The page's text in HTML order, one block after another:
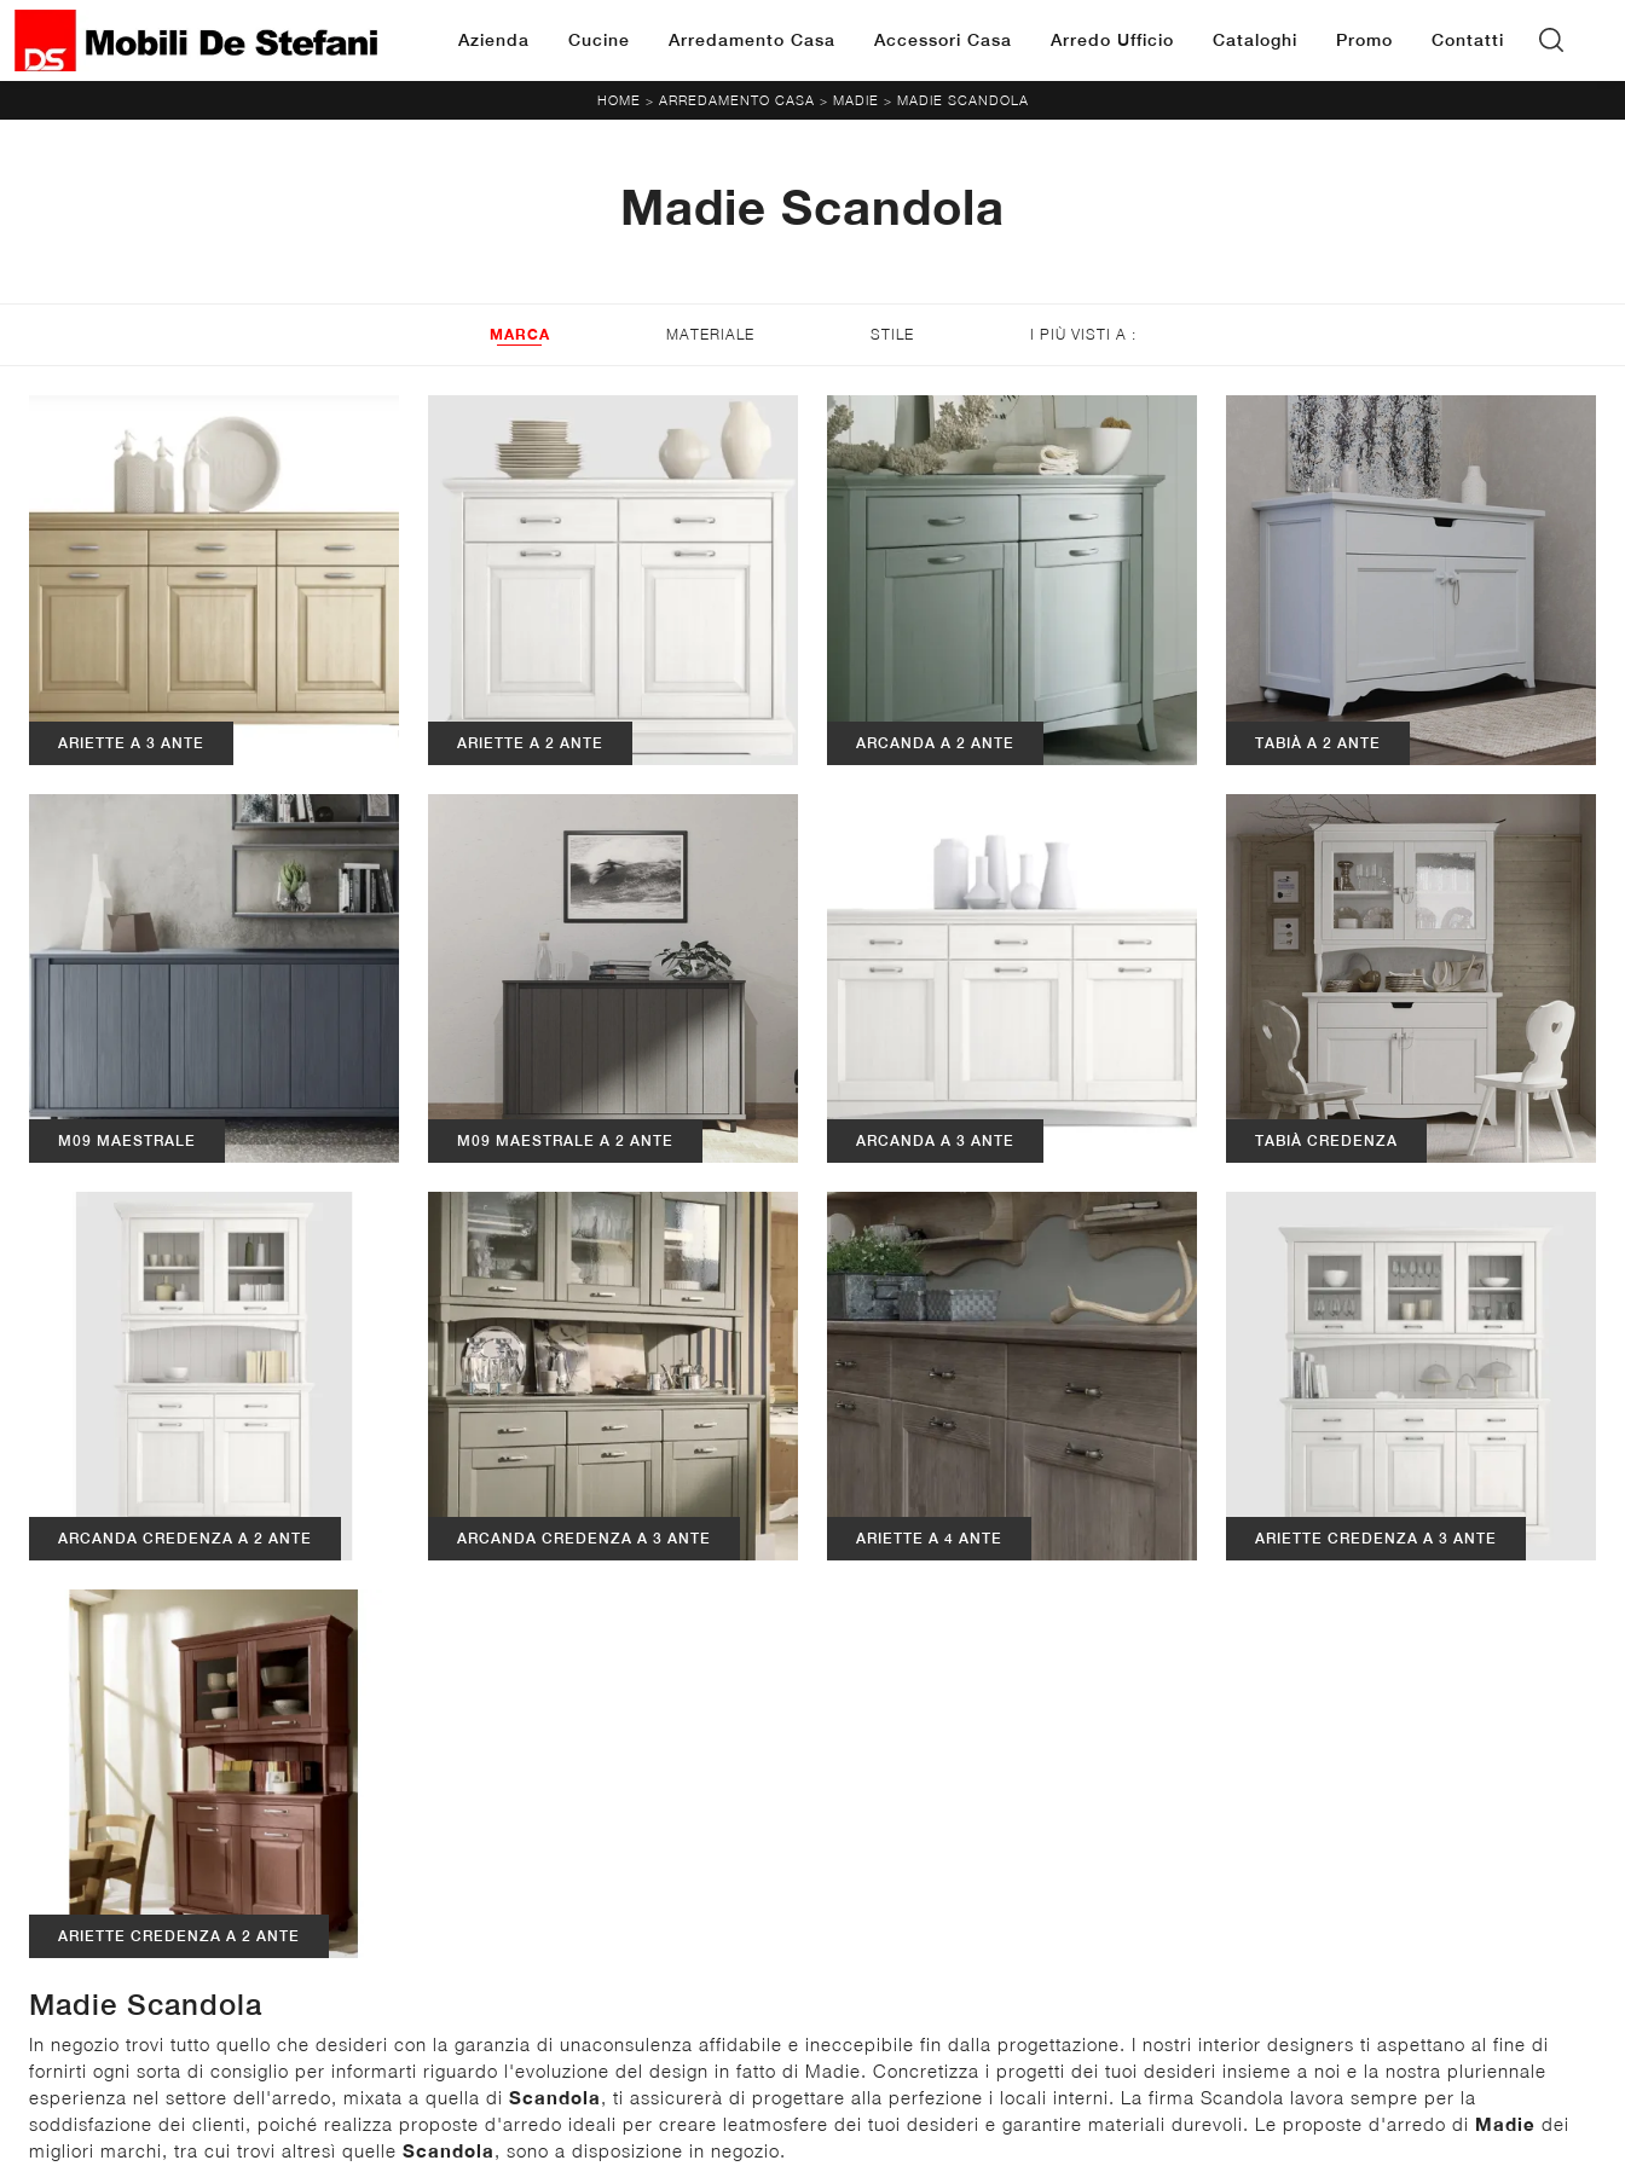
Azienda Cucine Arredamento Casa Accessori Casa Arredo Ufficio Cataloghi Promo Contatti
HOME > ARREDAMENTO CASA > MADIE > MADIE SCANDOLA
Madie Scandola
MARCA MATERIALE STILE I PIÙ VISTI A :
ARIETTE A 3 ANTE ARIETTE A 2 ANTE ARCANDA A 2 ANTE TABIÀ A 2 ANTE
M09 MAESTRALE M09 MAESTRALE A 2 ANTE ARCANDA A 3 ANTE TABIÀ CREDENZA
ARCANDA CREDENZA A 2 ANTE ARCANDA CREDENZA A 3 ANTE ARIETTE A 4 ANTE ARIETTE CREDENZA A 3 ANTE
ARIETTE CREDENZA A 2 ANTE
Madie Scandola
In negozio trovi tutto quello che desideri con la garanzia di unaconsulenza affidabile e ineccepibile fin dalla progettazione. I nostri interior designers ti aspettano al fine di
fornirti ogni sorta di consiglio per informarti riguardo l'evoluzione del design in fatto di Madie. Concretizza i progetti dei tuoi desideri insieme a noi e la nostra pluriennale
esperienza nel settore dell'arredo, mixata a quella di Scandola, ti assicurerà di progettare alla perfezione i locali interni. La firma Scandola lavora sempre per la
soddisfazione dei clienti, poiché realizza proposte d'arredo ideali per creare leatmosfere dei tuoi desideri e garantire materiali durevoli. Le proposte d'arredo di Madie dei
migliori marchi, tra cui trovi altresì quelle Scandola, sono a disposizione in negozio.